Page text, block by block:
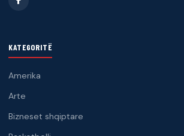
KATEGORITË
Amerika
Arte
Bizneset shqiptare